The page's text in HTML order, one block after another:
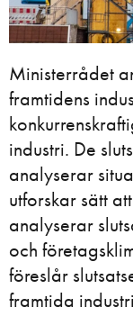
Ministerrådet
framtidens
industri. De
analyserar
utforskar sätt
analyserar
och
föreslår
framtida